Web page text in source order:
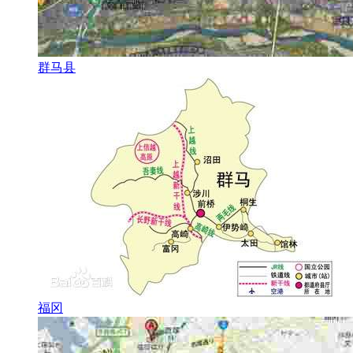
群马县
福冈